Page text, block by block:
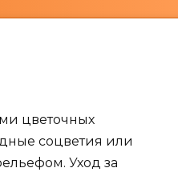
цветочных
соцветия или
Уход за